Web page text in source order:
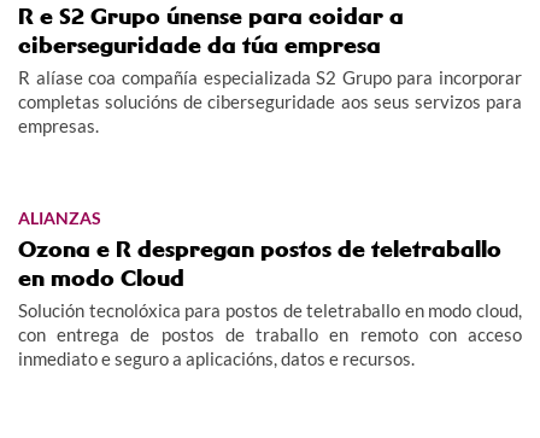
R e S2 Grupo únense para coidar a
ciberseguridade da túa empresa
R alíase coa compañía especializada S2 Grupo para incorporar
completas solucións de ciberseguridade aos seus servizos para
empresas.
ALIANZAS
Ozona e R despregan postos de teletraballo
en modo Cloud
Solución tecnolóxica para postos de teletraballo en modo cloud,
con entrega de postos de traballo en remoto con acceso
inmediato e seguro a aplicacións, datos e recursos.